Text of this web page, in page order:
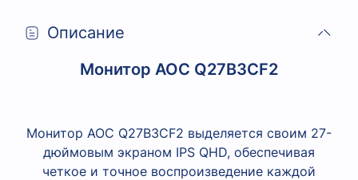
Описание
Монитор AOC Q27B3CF2
Монитор AOC Q27B3CF2 выделяется своим 27-
дюймовым экраном IPS QHD, обеспечивая
четкое и точное воспроизведение каждой